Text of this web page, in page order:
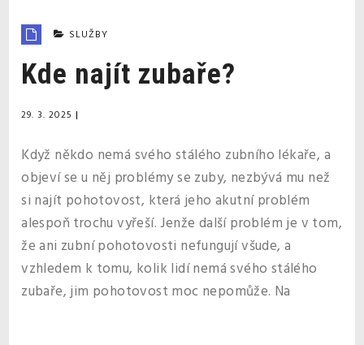
SLUŽBY
Kde najít zubaře?
29. 3. 2025 |
Když někdo nemá svého stálého zubního lékaře, a
objeví se u něj problémy se zuby, nezbývá mu než
si najít pohotovost, která jeho akutní problém
alespoň trochu vyřeší. Jenže další problém je v tom,
že ani zubní pohotovosti nefungují všude, a
vzhledem k tomu, kolik lidí nemá svého stálého
zubaře, jim pohotovost moc nepomůže. Na